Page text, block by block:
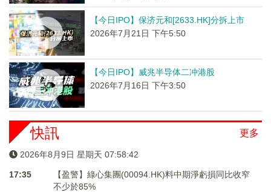
【今日IPO】保济元和[2633.HK]分拆上市
2026年7月21日 下午5:50
【今日IPO】威兆半导体二冲港股
2026年7月16日 下午3:50
更多
快訊
2026年8月9日 星期天 07:58:42
17:35
【盈警】綠心集團(00094.HK)料中期淨虧損同比收窄
不少於85%